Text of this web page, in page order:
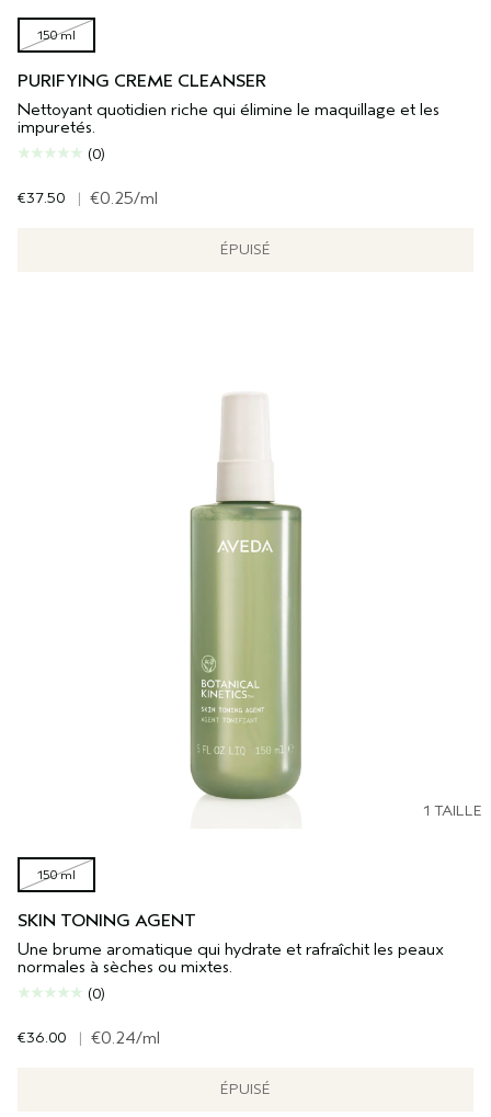
150 ml
PURIFYING CREME CLEANSER
Nettoyant quotidien riche qui élimine le maquillage et les
impuretés.
(0)
€37.50 | €0.25/ml
ÉPUISÉ
1 TAILLE
150 ml
SKIN TONING AGENT
Une brume aromatique qui hydrate et rafraîchit les peaux
normales à sèches ou mixtes.
(0)
€36.00 | €0.24/ml
ÉPUISÉ